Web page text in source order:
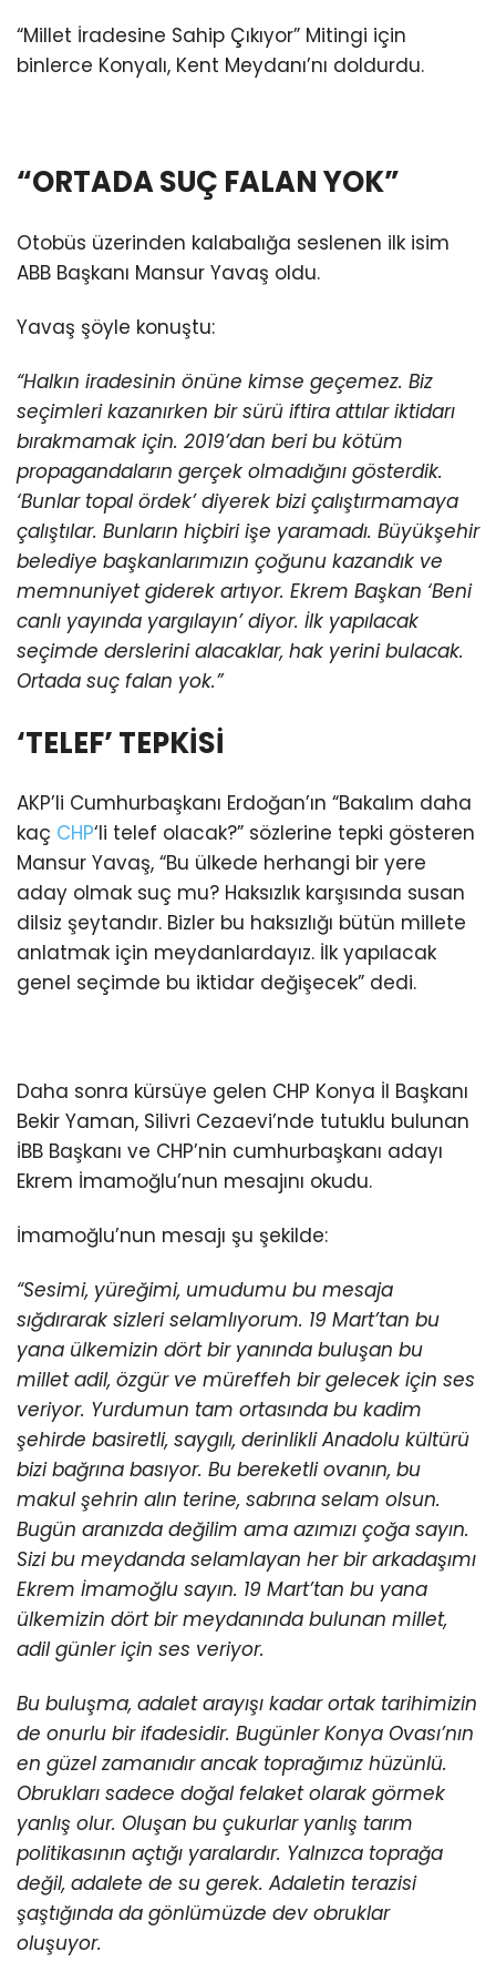
“Millet İradesine Sahip Çıkıyor” Mitingi için
binlerce Konyalı, Kent Meydanı’nı doldurdu.
“ORTADA SUÇ FALAN YOK”
Otobüs üzerinden kalabalığa seslenen ilk isim
ABB Başkanı Mansur Yavaş oldu.
Yavaş şöyle konuştu:
“Halkın iradesinin önüne kimse geçemez. Biz
seçimleri kazanırken bir sürü iftira attılar iktidarı
bırakmamak için. 2019’dan beri bu kötüm
propagandaların gerçek olmadığını gösterdik.
‘Bunlar topal ördek’ diyerek bizi çalıştırmamaya
çalıştılar. Bunların hiçbiri işe yaramadı. Büyükşehir
belediye başkanlarımızın çoğunu kazandık ve
memnuniyet giderek artıyor. Ekrem Başkan ‘Beni
canlı yayında yargılayın’ diyor. İlk yapılacak
seçimde derslerini alacaklar, hak yerini bulacak.
Ortada suç falan yok.”
‘TELEF’ TEPKİSİ
AKP’li Cumhurbaşkanı Erdoğan’ın “Bakalım daha
kaç CHP‘li telef olacak?” sözlerine tepki gösteren
Mansur Yavaş, “Bu ülkede herhangi bir yere
aday olmak suç mu? Haksızlık karşısında susan
dilsiz şeytandır. Bizler bu haksızlığı bütün millete
anlatmak için meydanlardayız. İlk yapılacak
genel seçimde bu iktidar değişecek” dedi.
Daha sonra kürsüye gelen CHP Konya İl Başkanı
Bekir Yaman, Silivri Cezaevi’nde tutuklu bulunan
İBB Başkanı ve CHP’nin cumhurbaşkanı adayı
Ekrem İmamoğlu’nun mesajını okudu.
İmamoğlu’nun mesajı şu şekilde:
“Sesimi, yüreğimi, umudumu bu mesaja
sığdırarak sizleri selamlıyorum. 19 Mart’tan bu
yana ülkemizin dört bir yanında buluşan bu
millet adil, özgür ve müreffeh bir gelecek için ses
veriyor. Yurdumun tam ortasında bu kadim
şehirde basiretli, saygılı, derinlikli Anadolu kültürü
bizi bağrına basıyor. Bu bereketli ovanın, bu
makul şehrin alın terine, sabrına selam olsun.
Bugün aranızda değilim ama azımızı çoğa sayın.
Sizi bu meydanda selamlayan her bir arkadaşımı
Ekrem İmamoğlu sayın. 19 Mart’tan bu yana
ülkemizin dört bir meydanında bulunan millet,
adil günler için ses veriyor.
Bu buluşma, adalet arayışı kadar ortak tarihimizin
de onurlu bir ifadesidir. Bugünler Konya Ovası’nın
en güzel zamanıdır ancak toprağımız hüzünlü.
Obrukları sadece doğal felaket olarak görmek
yanlış olur. Oluşan bu çukurlar yanlış tarım
politikasının açtığı yaralardır. Yalnızca toprağa
değil, adalete de su gerek. Adaletin terazisi
şaştığında da gönlümüzde dev obruklar
oluşuyor.